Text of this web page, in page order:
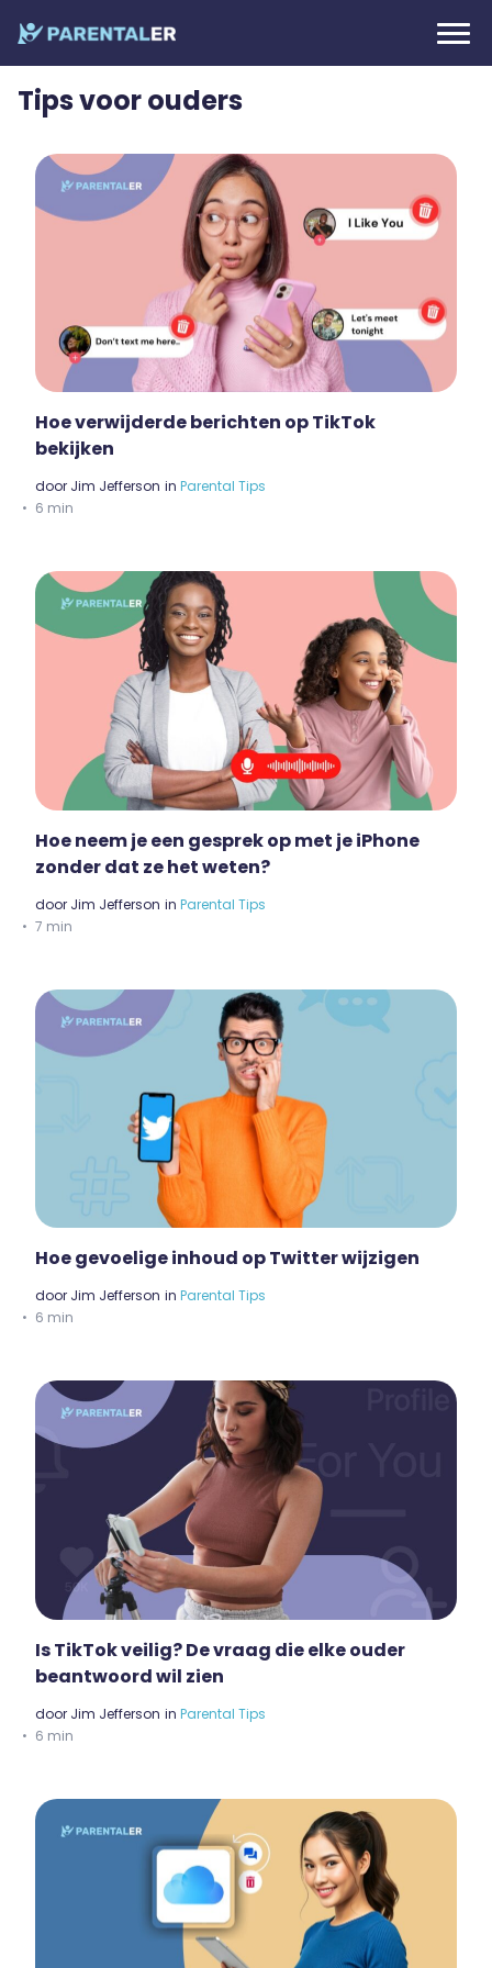
Tips voor ouders
Hoe verwijderde berichten op TikTok
bekijken
door Jim Jefferson in Parental Tips
6 min
Hoe neem je een gesprek op met je iPhone
zonder dat ze het weten?
door Jim Jefferson in Parental Tips
7 min
Hoe gevoelige inhoud op Twitter wijzigen
door Jim Jefferson in Parental Tips
6 min
Is TikTok veilig? De vraag die elke ouder
beantwoord wil zien
door Jim Jefferson in Parental Tips
6 min